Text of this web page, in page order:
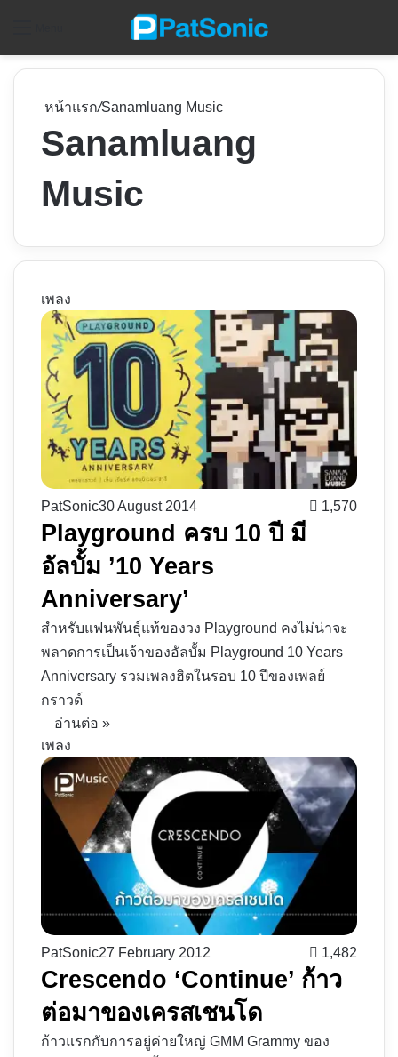
หน้าแรก/Sanamluang Music
Sanamluang
Music
เพลง
PatSonic30 August 2014 1,570
Playground ครบ 10 ปี มี
อัลบั้ม ’10 Years
Anniversary’
สำหรับแฟนพันธุ์แท้ของวง Playground คงไม่น่าจะ
พลาดการเป็นเจ้าของอัลบั้ม Playground 10 Years
Anniversary รวมเพลงฮิตในรอบ 10 ปีของเพลย์
กราวด์
อ่านต่อ »
เพลง
PatSonic27 February 2012 1,482
Crescendo ‘Continue’ ก้าว
ต่อมาของเครสเชนโด
ก้าวแรกกับการอยู่ค่ายใหญ่ GMM Grammy ของ